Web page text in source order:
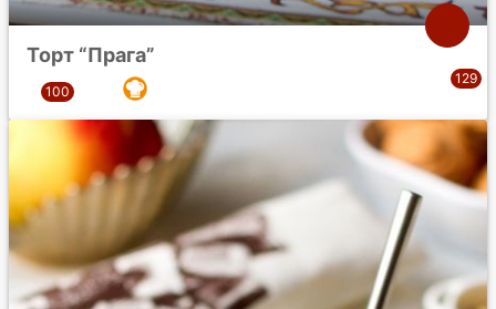
Торт “Прага”